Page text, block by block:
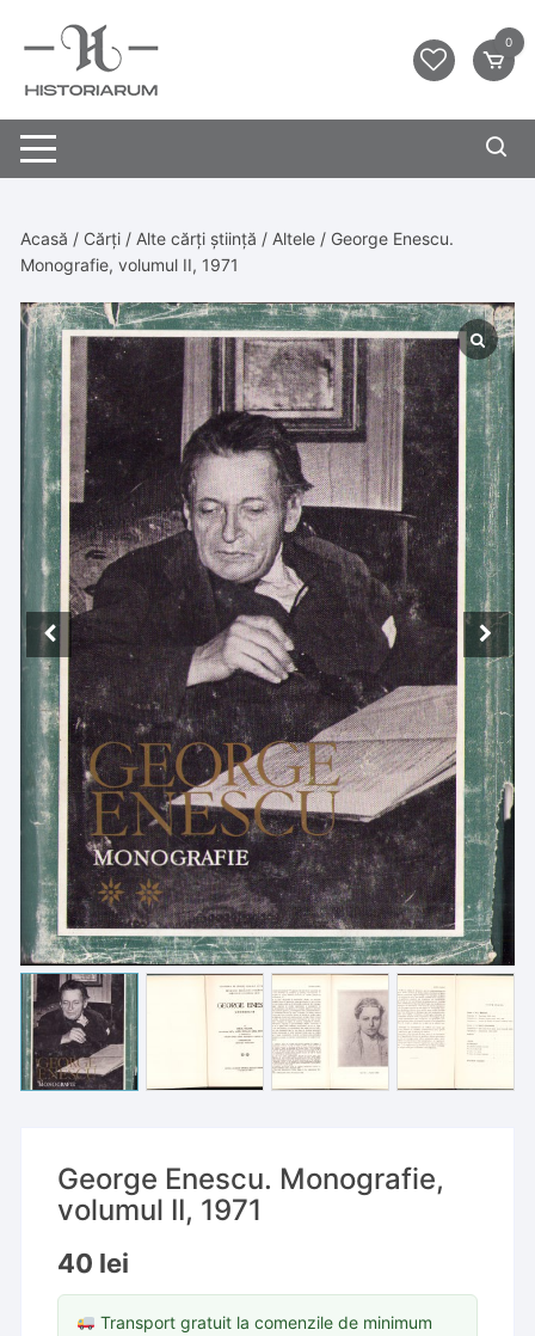
0
Acasă / Cărți / Alte cărți știință / Altele / George Enescu.
Monografie, volumul II, 1971
George Enescu. Monografie,
volumul II, 1971
40 lei
Transport gratuit la comenzile de minimum